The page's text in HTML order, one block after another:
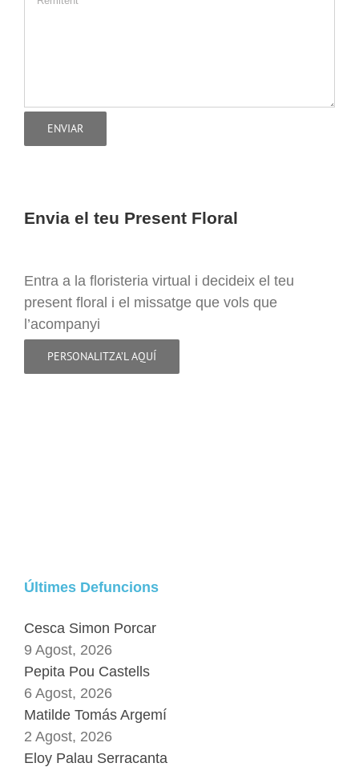
Envia el teu Present Floral
Entra a la floristeria virtual i decideix el teu
present floral i el missatge que vols que
l’acompanyi
PERSONALITZA’L AQUÍ
Últimes Defuncions
Cesca Simon Porcar
9 Agost, 2026
Pepita Pou Castells
6 Agost, 2026
Matilde Tomás Argemí
2 Agost, 2026
Eloy Palau Serracanta